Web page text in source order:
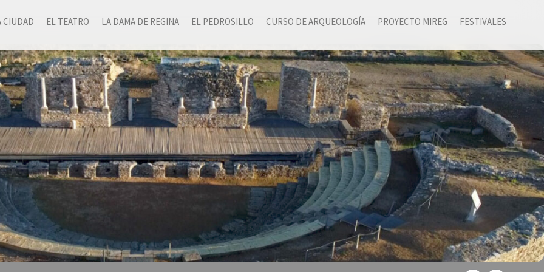
CIUDAD EL TEATRO LA DAMA DE REGINA EL PEDROSILLO CURSO DE ARQUEOLOGÍA PROYECTO MIREG FESTIVALES
mes de octubre en el teatro romana de Regina por el programa